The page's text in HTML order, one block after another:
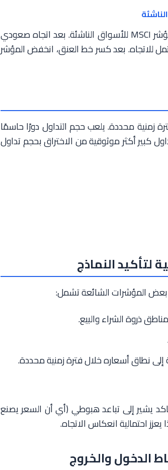
في عام 2022، ظهر نموذج الرأس والكتفين على الرسم البياني لمؤشر MSCI للأسواق الناشئة. بعد اتجاه صعودي
للاتجاه. بعد كسر خط العنق، انخفض المؤشر
زمنية محددة. يلعب حجم التداول دورًا حاسمًا
كبير أكثر موثوقية من الاختراق بحجم تداول
النماذج
بعض المؤشرات الشائعة تشمل:
ذروة الشراء والبيع.
نطاق أسعاره خلال فترة زمنية محددة.
يشير إلى تباعد هبوطي (أي أن السعر يصنع
احتمالية انعكاس الاتجاه.
الدخول والخروج